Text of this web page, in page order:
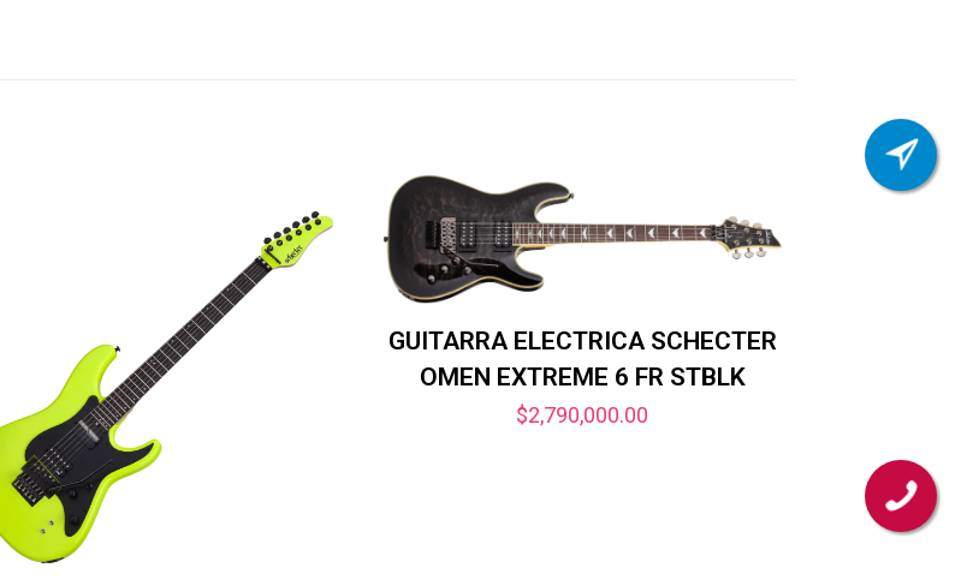
GUITARRA ELECTRICA SCHECTER
OMEN EXTREME 6 FR STBLK
$2,790,000.00